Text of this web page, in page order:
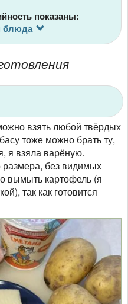
показаны:
блюда
взять любой твёрдых
тоже можно брать ту,
я взяла варёную.
размера, без видимых
вымыть картофель (я
так как готовится